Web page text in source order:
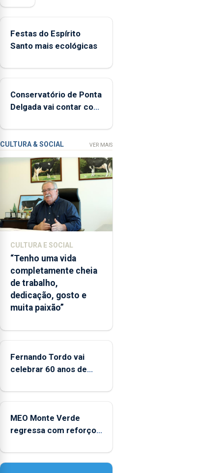
ocorrências
e
inspeções
relacionadas
a
apanha
ilegal
2022
e
2026.
ilha
das
Flores
apresenta
um
“decréscimo
da
entre
2022
2025
Festas do Espírito
Santo mais ecológicas
Conservatório de Ponta
Delgada vai contar com
CULTURA & SOCIAL VER MAIS
CULTURA E SOCIAL
“Tenho uma vida
completamente cheia
de trabalho,
dedicação, gosto e
muita paixão”
Fernando Tordo vai
celebrar 60 anos de
Micaelense
MEO Monte Verde
regressa com reforço